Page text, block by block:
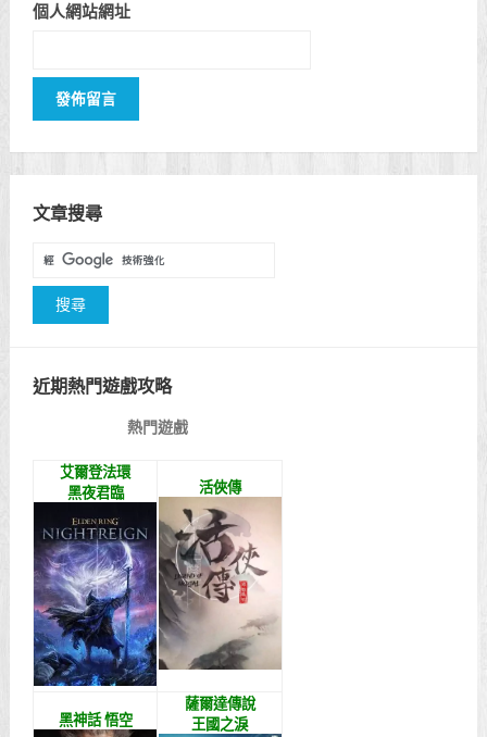
個人網站網址
文章搜尋
近期熱門遊戲攻略
熱門遊戲
艾爾登法環
黑夜君臨
活俠傳
黑神話 悟空
薩爾達傳說
王國之淚